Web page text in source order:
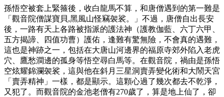
孫悟空被套上緊箍後，收白龍馬不算，和唐僧遇到的第一難是
「觀音院僧謀寶貝,黑風山怪竊袈裟。」不過，唐僧自出長安
後，一路有天上各路被指派的護法神（護教伽藍、六丁六甲、
五方揭諦、四值功曹）護佑，逢難有驚無險，不會真的遇難，
這也是神跡之一，包括在大唐山河邊界的福原寺郊外陷入老虎
穴、鷹愁澗邊的孤身等悟空尋白馬等。在觀音院，禍由是孫悟
空炫耀錦瀾袈裟，這與他在斜月三星洞賣弄變化術和大鬧天宮
「賣弄精神」一樣，都是顯示。這顆心過了幾次都去不乾淨，
又犯了。而觀音院的金池老僧有270歲了，算是地上仙了，卻